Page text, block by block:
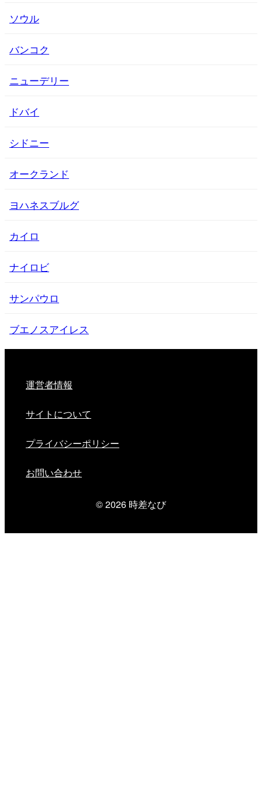
ソウル
バンコク
ニューデリー
ドバイ
シドニー
オークランド
ヨハネスブルグ
カイロ
ナイロビ
サンパウロ
ブエノスアイレス
運営者情報
サイトについて
プライバシーポリシー
お問い合わせ
© 2026 時差なび